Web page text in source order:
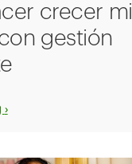
crecer mi
gestión